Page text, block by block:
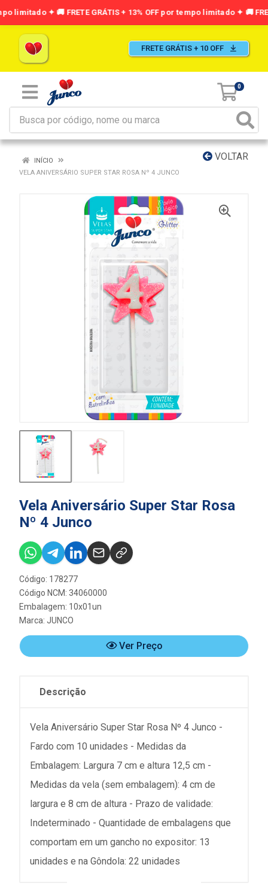
FRETE GRÁTIS + 10 OFF
0
VOLTAR
INÍCIO
VELA ANIVERSÁRIO SUPER STAR ROSA Nº 4 JUNCO
Vela Aniversário Super Star Rosa
Nº 4 Junco
Código: 178277
Código NCM: 34060000
Embalagem: 10x01un
Marca: JUNCO
Ver Preço
Descrição
Vela Aniversário Super Star Rosa Nº 4 Junco -
Fardo com 10 unidades - Medidas da
Embalagem: Largura 7 cm e altura 12,5 cm -
Medidas da vela (sem embalagem): 4 cm de
largura e 8 cm de altura - Prazo de validade:
Indeterminado - Quantidade de embalagens que
comportam em um gancho no expositor: 13
unidades e na Gôndola: 22 unidades